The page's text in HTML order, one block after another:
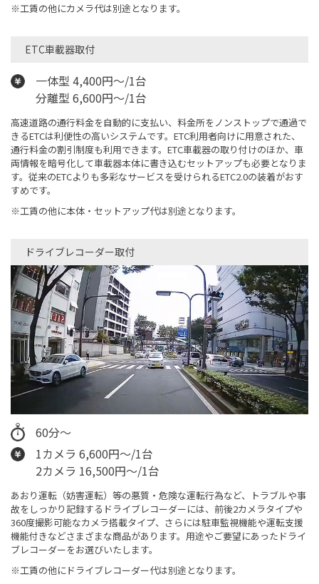
※工賃の他にカメラ代は別途となります。
ETC車載器取付
一体型 4,400円～/1台
分離型 6,600円～/1台
高速道路の通行料金を自動的に支払い、料金所をノンストップで通過で
きるETCは利便性の高いシステムです。ETC利用者向けに用意された、
通行料金の割引制度も利用できます。ETC車載器の取り付けのほか、車
両情報を暗号化して車載器本体に書き込むセットアップも必要となりま
す。従来のETCよりも多彩なサービスを受けられるETC2.0の装着がおす
すめです。
※工賃の他に本体・セットアップ代は別途となります。
ドライブレコーダー取付
60分～
1カメラ 6,600円～/1台
2カメラ 16,500円～/1台
あおり運転（妨害運転）等の悪質・危険な運転行為など、トラブルや事
故をしっかり記録するドライブレコーダーには、前後2カメラタイプや
360度撮影可能なカメラ搭載タイプ、さらには駐車監視機能や運転支援
機能付きなどさまざまな商品があります。用途やご要望にあったドライ
ブレコーダーをお選びいたします。
※工賃の他にドライブレコーダー代は別途となります。